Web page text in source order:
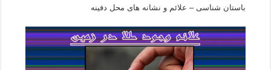
باستان شناسی – علائم و نشانه های محل دفینه